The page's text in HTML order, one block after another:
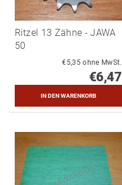
Ritzel 13 Zähne - JAWA
50
€5,35 ohne MwSt.
€6,47